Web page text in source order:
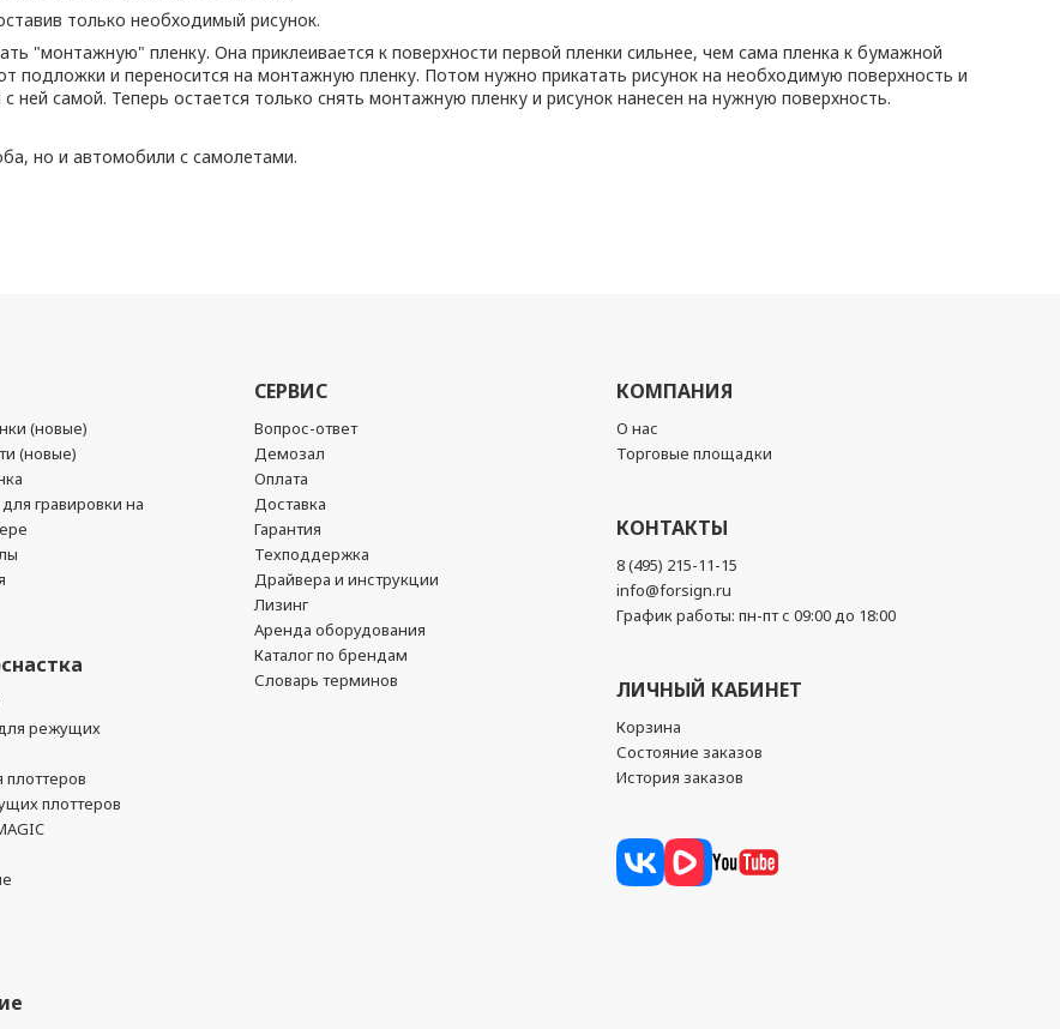
только необходимый рисунок.
"монтажную" пленку. Она приклеивается к поверхности первой пленки сильнее, чем сама пленка к бумажной
и переносится на монтажную пленку. Потом нужно прикатать рисунок на необходимую поверхность и
ней самой. Теперь остается только снять монтажную пленку и рисунок нанесен на нужную поверхность.
но и автомобили с самолетами.
(новые)
(новые)
гравировки на
режущих
плоттеров
СЕРВИС
Вопрос-ответ
Демозал
Оплата
Доставка
Гарантия
Техподдержка
Драйвера и инструкции
Лизинг
Аренда оборудования
Каталог по брендам
Словарь терминов
КОМПАНИЯ
О нас
Торговые площадки
КОНТАКТЫ
8 (495) 215-11-15
info@forsign.ru
График работы: пн-пт с 09:00 до 18:00
ЛИЧНЫЙ КАБИНЕТ
Корзина
Состояние заказов
История заказов